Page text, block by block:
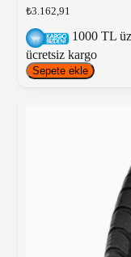
₺3.162,91
1000 TL
ücretsiz kargo
Sepete ekle